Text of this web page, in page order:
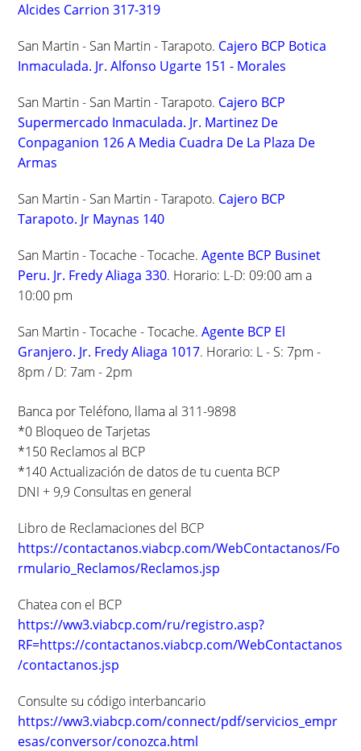
Alcides Carrion 317-319
San Martin - San Martin - Tarapoto. Cajero BCP Botica
Inmaculada. Jr. Alfonso Ugarte 151 - Morales
San Martin - San Martin - Tarapoto. Cajero BCP
Supermercado Inmaculada. Jr. Martinez De
Conpaganion 126 A Media Cuadra De La Plaza De
Armas
San Martin - San Martin - Tarapoto. Cajero BCP
Tarapoto. Jr Maynas 140
San Martin - Tocache - Tocache.Agente BCP Businet
Peru. Jr. Fredy Aliaga 330. Horario: L-D: 09:00 am a
10:00 pm
San Martin - Tocache - Tocache.Agente BCP El
Granjero. Jr. Fredy Aliaga 1017. Horario: L - S: 7pm -
8pm / D: 7am - 2pm
Banca por Teléfono, llama al 311-9898
*0 Bloqueo de Tarjetas
*150 Reclamos al BCP
*140 Actualización de datos de tu cuenta BCP
DNI + 9,9 Consultas en general
Libro de Reclamaciones del BCP
https://contactanos.viabcp.com/WebContactanos/Fo
rmulario_Reclamos/Reclamos.jsp
Chatea con el BCP
https://ww3.viabcp.com/ru/registro.asp?
RF=https://contactanos.viabcp.com/WebContactanos
/contactanos.jsp
Consulte su código interbancario
https://ww3.viabcp.com/connect/pdf/servicios_empr
esas/conversor/conozca.html